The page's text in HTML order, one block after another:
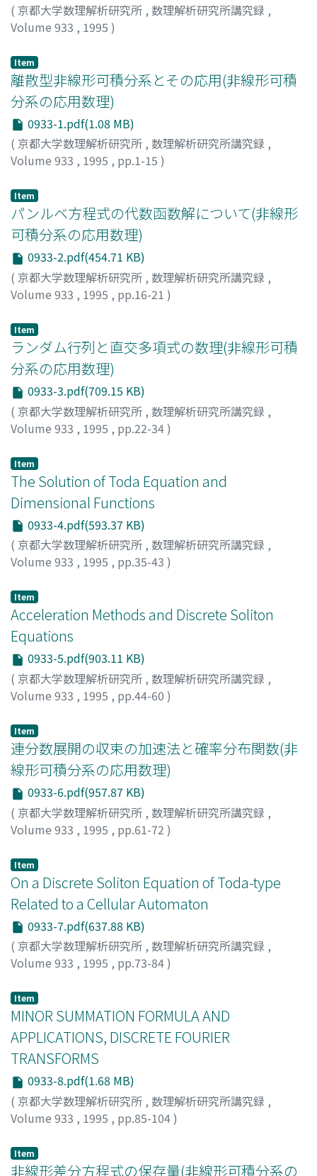
( 京都大学数理解析研究所 , 数理解析研究所講究録 ,
Volume 933 , 1995 )
Item
離散型非線形可積分系とその応用(非線形可積
分系の応用数理)
0933-1.pdf(1.08 MB)
( 京都大学数理解析研究所 , 数理解析研究所講究録 ,
Volume 933 , 1995 , pp.1-15 )
Item
パンルベ方程式の代数函数解について(非線形
可積分系の応用数理)
0933-2.pdf(454.71 KB)
( 京都大学数理解析研究所 , 数理解析研究所講究録 ,
Volume 933 , 1995 , pp.16-21 )
Item
ランダム行列と直交多項式の数理(非線形可積
分系の応用数理)
0933-3.pdf(709.15 KB)
( 京都大学数理解析研究所 , 数理解析研究所講究録 ,
Volume 933 , 1995 , pp.22-34)
Item
The Solution of Toda Equation and
Dimensional Functions
0933-4.pdf(593.37 KB)
( 京都大学数理解析研究所 , 数理解析研究所講究録 ,
Volume 933 , 1995 , pp.35-43 )
Item
Acceleration Methods and Discrete Soliton
Equations
0933-5.pdf(903.11 KB)
( 京都大学数理解析研究所 , 数理解析研究所講究録 ,
Volume 933 , 1995 , pp.44-60 )
ナガイ, アツシ
Item
連分数展開の収束の加速法と確率分布関数(非
線形可積分系の応用数理)
0933-6.pdf(957.87 KB)
( 京都大学数理解析研究所 , 数理解析研究所講究録 ,
Volume 933 , 1995 , pp.61-72 )
Item
On a Discrete Soliton Equation of Toda-type
Related to a Cellular Automaton
0933-7.pdf(637.88 KB)
( 京都大学数理解析研究所 , 数理解析研究所講究録 ,
Volume 933 , 1995 , pp.73-84)
Item
MINOR SUMMATION FORMULA AND
APPLICATIONS, DISCRETE FOURIER
TRANSFORMS
0933-8.pdf(1.68 MB)
( 京都大学数理解析研究所 , 数理解析研究所講究録 ,
Volume 933 , 1995 , pp.85-104)
山, 正人
Item
非線形差分方程式の保存量(非線形可積分系の